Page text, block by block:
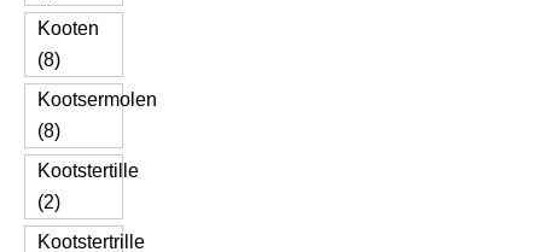
Kooten
(8)
Kootsermolen
(8)
Kootstertille
(2)
Kootstertrille